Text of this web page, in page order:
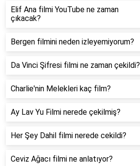
Elif Ana filmi YouTube ne zaman
çıkacak?
Bergen filmini neden izleyemiyorum?
Da Vinci Şifresi filmi ne zaman çekildi?
Charlie'nin Melekleri kaç film?
Ay Lav Yu Filmi nerede çekilmiş?
Her Şey Dahil filmi nerede cekildi?
Ceviz Ağacı filmi ne anlatıyor?